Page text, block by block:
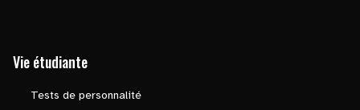
Vie étudiante
Tests de personnalité